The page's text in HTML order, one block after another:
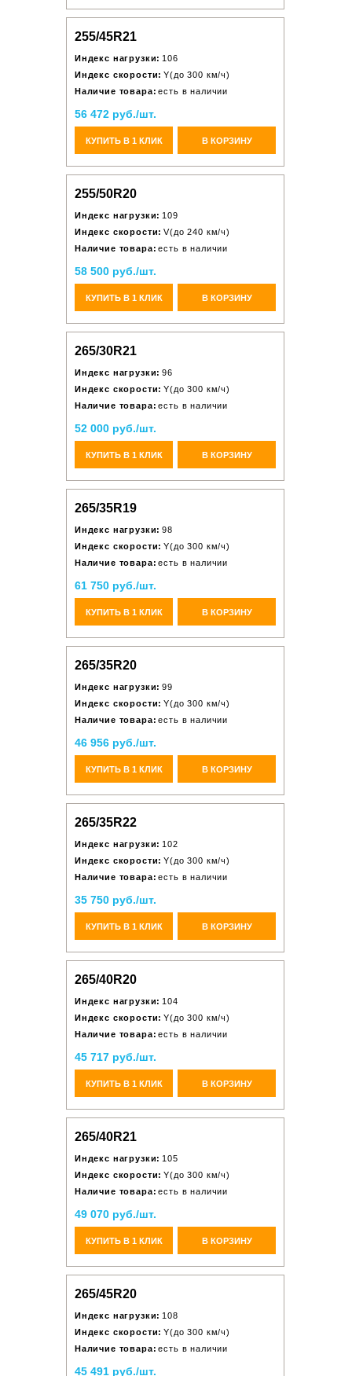
255/45R21
Индекс нагрузки: 106
Индекс скорости: Y(до 300 км/ч)
Наличие товара: есть в наличии
56 472 руб./шт.
КУПИТЬ В 1 КЛИК В КОРЗИНУ
255/50R20
Индекс нагрузки: 109
Индекс скорости: V(до 240 км/ч)
Наличие товара: есть в наличии
58 500 руб./шт.
КУПИТЬ В 1 КЛИК В КОРЗИНУ
265/30R21
Индекс нагрузки: 96
Индекс скорости: Y(до 300 км/ч)
Наличие товара: есть в наличии
52 000 руб./шт.
КУПИТЬ В 1 КЛИК В КОРЗИНУ
265/35R19
Индекс нагрузки: 98
Индекс скорости: Y(до 300 км/ч)
Наличие товара: есть в наличии
61 750 руб./шт.
КУПИТЬ В 1 КЛИК В КОРЗИНУ
265/35R20
Индекс нагрузки: 99
Индекс скорости: Y(до 300 км/ч)
Наличие товара: есть в наличии
46 956 руб./шт.
КУПИТЬ В 1 КЛИК В КОРЗИНУ
265/35R22
Индекс нагрузки: 102
Индекс скорости: Y(до 300 км/ч)
Наличие товара: есть в наличии
35 750 руб./шт.
КУПИТЬ В 1 КЛИК В КОРЗИНУ
265/40R20
Индекс нагрузки: 104
Индекс скорости: Y(до 300 км/ч)
Наличие товара: есть в наличии
45 717 руб./шт.
КУПИТЬ В 1 КЛИК В КОРЗИНУ
265/40R21
Индекс нагрузки: 105
Индекс скорости: Y(до 300 км/ч)
Наличие товара: есть в наличии
49 070 руб./шт.
КУПИТЬ В 1 КЛИК В КОРЗИНУ
265/45R20
Индекс нагрузки: 108
Индекс скорости: Y(до 300 км/ч)
Наличие товара: есть в наличии
45 491 руб./шт.